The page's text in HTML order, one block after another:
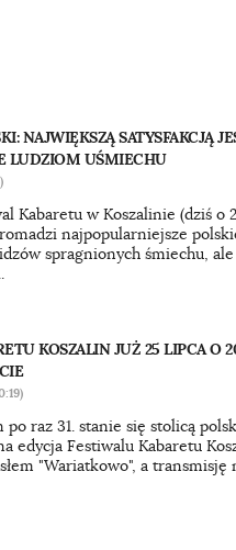
NAJWIĘKSZĄ SATYSFAKCJĄ
LUDZIOM UŚMIECHU
Kabaretu w Koszalinie (dziś o
najpopularniejsze
spragnionych śmiechu,
KOSZALIN JUŻ 25 LIPCA O
po raz 31. stanie się stolicą
edycja Festiwalu Kabaretu
"Wariatkowo", a transmisję